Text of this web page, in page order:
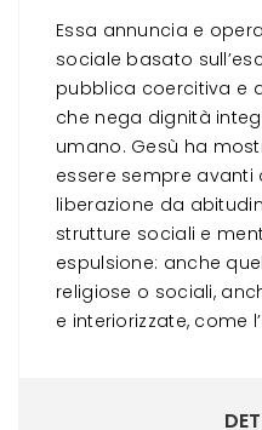
Essa annuncia e
sociale basato
pubblica coercitiva e
che nega dignità
umano. Gesù ha
essere sempre
liberazione da
strutture sociali e
espulsione: anche
religiose o sociali,
e interiorizzate, come